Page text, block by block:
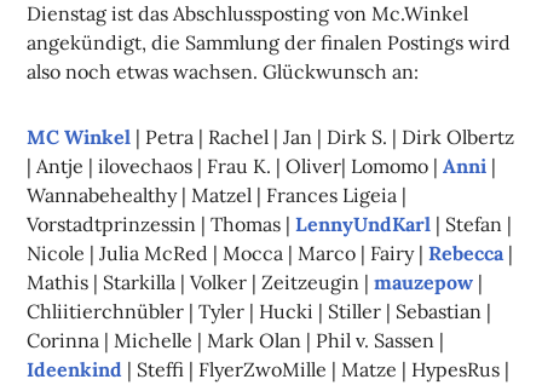
Dienstag ist das Abschlussposting von Mc.Winkel
angekündigt, die Sammlung der finalen Postings wird
also noch etwas wachsen. Glückwunsch an:
MC Winkel | Petra | Rachel | Jan | Dirk S. | Dirk Olbertz
| Antje | ilovechaos | Frau K. | Oliver| Lomomo |Anni |
Wannabehealthy | Matzel | Frances Ligeia |
Vorstadtprinzessin | Thomas |LennyUndKarl | Stefan |
Nicole | Julia McRed | Mocca | Marco | Fairy |Rebecca|
Mathis | Starkilla | Volker | Zeitzeugin |mauzepow |
Chliitierchnübler | Tyler | Hucki | Stiller | Sebastian |
Corinna | Michelle | Mark Olan | Phil v. Sassen |
Ideenkind | Steffi | FlyerZwoMille | Matze | HypesRus |